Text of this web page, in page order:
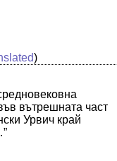
)
вътрешната част
Урвич край